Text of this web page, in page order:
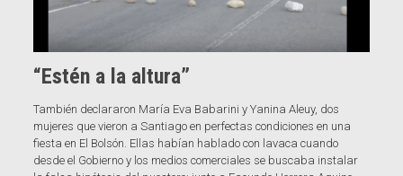
“Estén a la altura”
También declararon María Eva Babarini y Yanina Aleuy, dos
mujeres que vieron a Santiago en perfectas condiciones en una
fiesta en El Bolsón. Ellas habían hablado con lavaca cuando
desde el Gobierno y los medios comerciales se buscaba instalar